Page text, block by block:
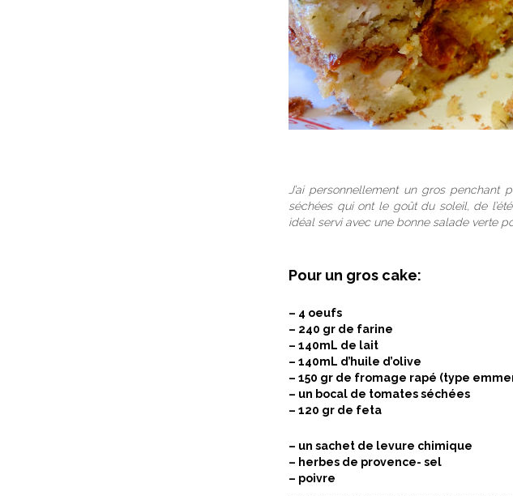
J’ai personnellement un gros penchant
séchées qui ont le goût du soleil, de
idéal servi avec une bonne salade verte
Pour un gros cake:
– 4 oeufs
– 240 gr de farine
– 140mL de lait
– 140mL d’huile d’olive
– 150 gr de fromage rapé (type
– un bocal de tomates séchées
– 120 gr de feta
– un sachet de levure chimique
– herbes de provence- sel
– poivre